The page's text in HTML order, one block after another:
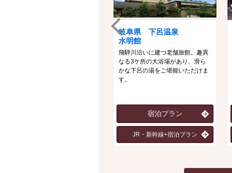
岐阜県 下呂温泉
水明館
飛騨川沿いに建つ老舗旅館。趣異
なる3ケ所の大浴場があり、滑ら
かな下呂の湯をご堪能いただけま
す。
宿泊プラン
JR・新幹線+宿泊プラン